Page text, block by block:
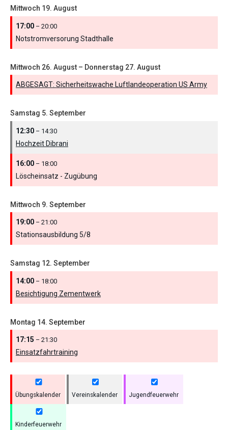
Mittwoch 19. August
17:00 – 20:00
Notstromversorung Stadthalle
Mittwoch 26. August – Donnerstag 27. August
ABGESAGT: Sicherheitswache Luftlandeoperation US Army
Samstag 5. September
12:30 – 14:30
Hochzeit Dibrani
16:00 – 18:00
Löscheinsatz - Zugübung
Mittwoch 9. September
19:00 – 21:00
Stationsausbildung 5/8
Samstag 12. September
14:00 – 18:00
Besichtigung Zementwerk
Montag 14. September
17:15 – 21:30
Einsatzfahrtraining
Übungskalender Vereinskalender Jugendfeuerwehr
Kinderfeuerwehr